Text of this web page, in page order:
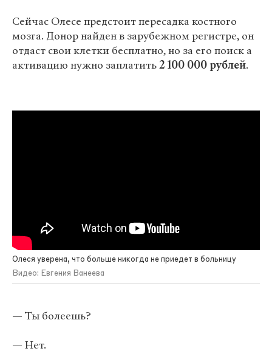
Сейчас Олесе предстоит пересадка костного
мозга. Донор найден в зарубежном регистре, он
отдаст свои клетки бесплатно, но за его поиск а
активацию нужно заплатить2 100 000 рублей.
Олеся уверена, что больше никогда не приедет в больницу
Видео: Евгения Ванеева
— Ты болеешь?
— Нет.